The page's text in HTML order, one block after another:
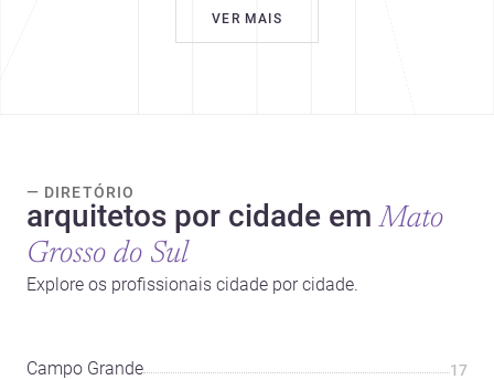
VER MAIS
— DIRETÓRIO
arquitetos por cidade em Mato
Grosso do Sul
Explore os profissionais cidade por cidade.
Campo Grande 17